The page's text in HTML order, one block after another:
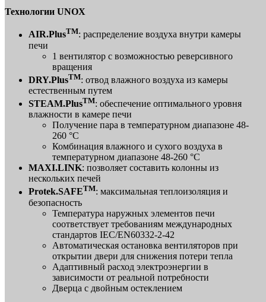
Технологии UNOX
AIR.PlusTM: распределение воздуха внутри камеры
печи
1 вентилятор с возможностью реверсивного
вращения
DRY.PlusTM: отвод влажного воздуха из камеры
естественным путем
STEAM.PlusTM: обеспечение оптимального уровня
влажности в камере печи
Получение пара в температурном диапазоне 48-
260 °C
Комбинация влажного и сухого воздуха в
температурном диапазоне 48-260 °С
MAXI.LINK: позволяет составить колонны из
нескольких печей
Protek.SAFETM: максимальная теплоизоляция и
безопасность
Температура наружных элементов печи
соответствует требованиям международных
стандартов IEC/EN60332-2-42
Автоматическая остановка вентиляторов при
открытии двери для снижения потери тепла
Адаптивный расход электроэнергии в
зависимости от реальной потребности
Дверца с двойным остеклением